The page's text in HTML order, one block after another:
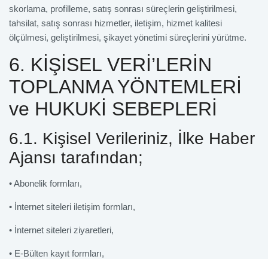
skorlama, profilleme, satış sonrası süreçlerin geliştirilmesi,
tahsilat, satış sonrası hizmetler, iletişim, hizmet kalitesi
ölçülmesi, geliştirilmesi, şikayet yönetimi süreçlerini yürütme.
6. KİŞİSEL VERİ’LERİN
TOPLANMA YÖNTEMLERİ
ve HUKUKİ SEBEPLERİ
6.1. Kişisel Verileriniz, İlke Haber
Ajansı tarafından;
• Abonelik formları,
• İnternet siteleri iletişim formları,
• İnternet siteleri ziyaretleri,
• E-Bülten kayıt formları,